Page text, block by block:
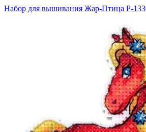
Набор для вышивания Жар-Птица Р-